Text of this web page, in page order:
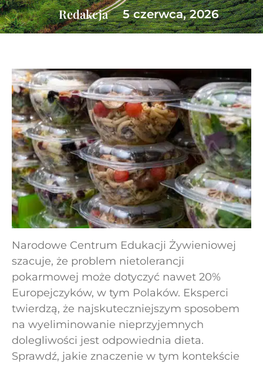
Redakcja 5 czerwca, 2026
Narodowe Centrum Edukacji Żywieniowej
szacuje, że problem nietolerancji
pokarmowej może dotyczyć nawet 20%
Europejczyków, w tym Polaków. Eksperci
twierdzą, że najskuteczniejszym sposobem
na wyeliminowanie nieprzyjemnych
dolegliwości jest odpowiednia dieta.
Sprawdź, jakie znaczenie w tym kontekście